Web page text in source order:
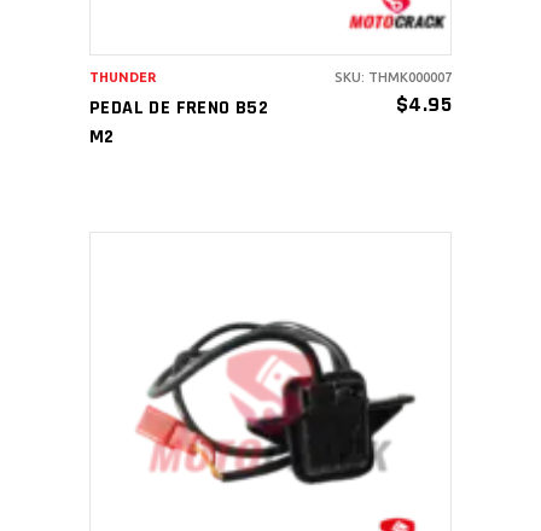
PEDAL DE FRENO B52
M2
$4.95
THUNDER SKU: THMK000007
AÑADIR AL CARRITO